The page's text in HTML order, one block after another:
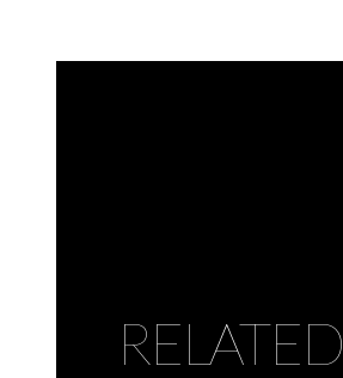
RELATED